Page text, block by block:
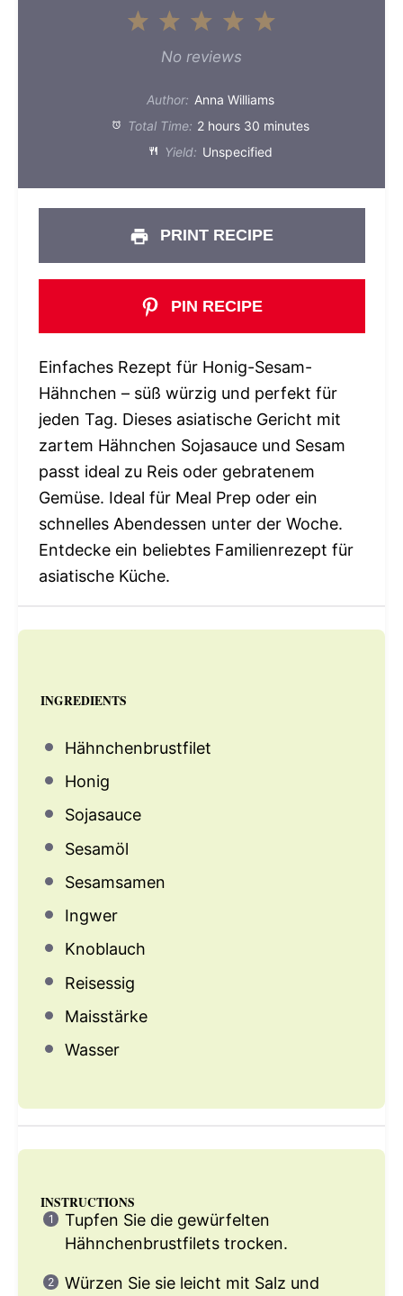
5
4
3
Stars
2
Stars
1
Star
No reviews
Author: Anna Williams
Total Time: 2 hours 30 minutes
Yield: Unspecified
PRINT RECIPE
PIN RECIPE
Einfaches Rezept für Honig-Sesam-
Hähnchen – süß würzig und perfekt für
jeden Tag. Dieses asiatische Gericht mit
zartem Hähnchen Sojasauce und Sesam
passt ideal zu Reis oder gebratenem
Gemüse. Ideal für Meal Prep oder ein
schnelles Abendessen unter der Woche.
Entdecke ein beliebtes Familienrezept für
asiatische Küche.
INGREDIENTS
Hähnchenbrustfilet
Honig
Sojasauce
Sesamöl
Sesamsamen
Ingwer
Knoblauch
Reisessig
Maisstärke
Wasser
INSTRUCTIONS
Tupfen Sie die gewürfelten
Hähnchenbrustfilets trocken.
Würzen Sie sie leicht mit Salz und